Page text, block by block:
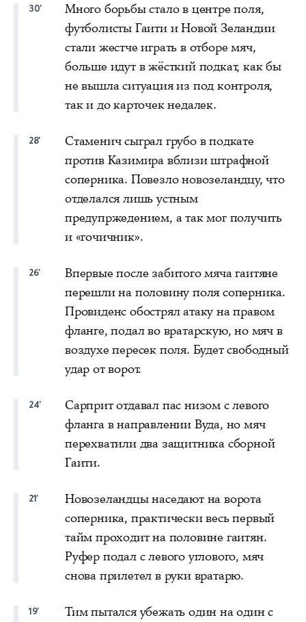
30'
Много борьбы стало в центре поля,
футболисты Гаити и Новой Зеландии
стали жестче играть в отборе мяч,
больше идут в жёсткий подкат, как бы
не вышла ситуация из под контроля,
так и до карточек недалек.
28'
Стаменич сыграл грубо в подкате
против Казимира вблизи штрафной
соперника. Повезло новозеландцу, что
отделался лишь устным
предупржедением, а так мог получить
и «гочичник».
26'
Впервые после забитого мяча гаитяне
перешли на половину поля соперника.
Провиденс обострял атаку на правом
фланге, подал во вратарскую, но мяч в
воздухе пересек поля. Будет свободный
удар от ворот.
24'
Сарприт отдавал пас низом с левого
фланга в направлении Вуда, но мяч
перехватили два защитника сборной
Гаити.
21'
Новозеландцы наседают на ворота
соперника, практически весь первый
тайм проходит на половине гаитян.
Руфер подал с левого углового, мяч
снова прилетел в руки вратарю.
19'
Тим пытался убежать один на один с